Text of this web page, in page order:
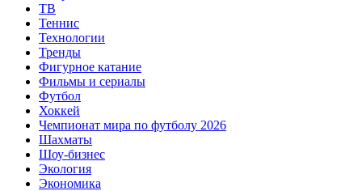
ТВ
Теннис
Технологии
Тренды
Фигурное катание
Фильмы и сериалы
Футбол
Хоккей
Чемпионат мира по футболу 2026
Шахматы
Шоу-бизнес
Экология
Экономика